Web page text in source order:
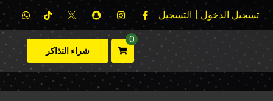
تسجيل الدخول | التسجيل
0
شراء التذاكر